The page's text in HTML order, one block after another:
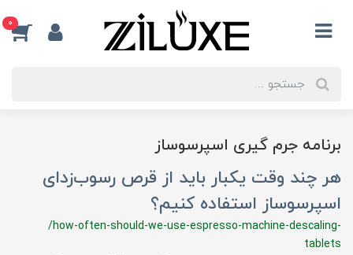
0
برنامه جرم گیری اسپرسوساز
هر چند وقت یکبار باید از قرص رسوب‌زدای
اسپرسوساز استفاده کنیم؟
/how-often-should-we-use-espresso-machine-descaling-
tablets